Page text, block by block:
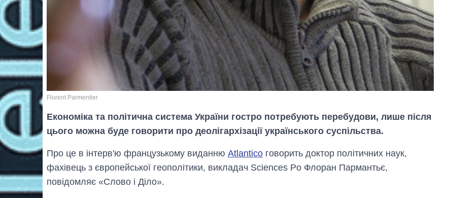
Florent Parmentier
Економіка та політична система України гостро потребують перебудови, лише після
цього можна буде говорити про деолігархізації українського суспільства.
Про це в інтерв'ю французькому виданню Atlantico говорить доктор політичних наук,
фахівець з європейської геополітики, викладач Sciences Po Флоран Пармантьє,
повідомляє «Слово і Діло».
Економіка ШІ-
гігантів: скільки
коштують і
заробляють
OpenAI та
Anthropic